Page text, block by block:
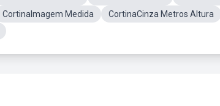
CortinaImagem Medida CortinaCinza Metros Altura